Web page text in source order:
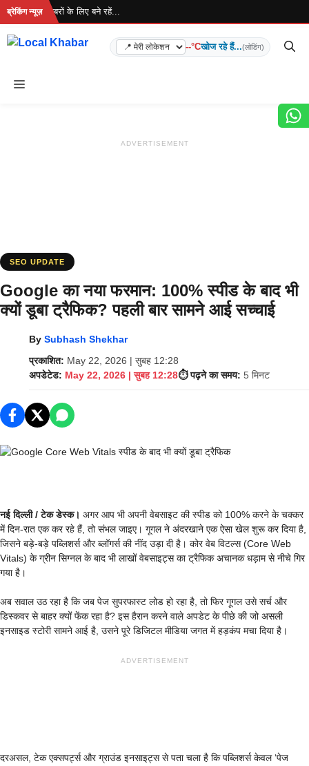
Skip
content
ब्रेकिंग न्यूज़
है... ताज़ा खबरों के लिए बने रहें...
--°Cखोज रहे हैं...(लोडिंग)
Menu
ADVERTISEMENT
SEO UPDATE
Google का नया फरमान: 100% स्पीड के बाद भी
क्यों डूबा ट्रैफिक? पहली बार सामने आई सच्चाई
By Subhash Shekhar
प्रकाशित: May 22, 2026 | सुबह 12:28
अपडेटेड: May 22, 2026 | सुबह 12:28⏱️ पढ़ने का समय: 5 मिनट
नई दिल्ली / टेक डेस्क। अगर आप भी अपनी वेबसाइट की स्पीड को 100% करने के चक्कर
में दिन-रात एक कर रहे हैं, तो संभल जाइए। गूगल ने अंदरखाने एक ऐसा खेल शुरू कर दिया है,
जिसने बड़े-बड़े पब्लिशर्स और ब्लॉगर्स की नींद उड़ा दी है। कोर वेब विटल्स (Core Web
Vitals) के ग्रीन सिग्नल के बाद भी लाखों वेबसाइट्स का ट्रैफिक अचानक धड़ाम से नीचे गिर
गया है।
अब सवाल उठ रहा है कि जब पेज सुपरफास्ट लोड हो रहा है, तो फिर गूगल उसे सर्च और
डिस्कवर से बाहर क्यों फेंक रहा है? इस हैरान करने वाले अपडेट के पीछे की जो असली
इनसाइड स्टोरी सामने आई है, उसने पूरे डिजिटल मीडिया जगत में हड़कंप मचा दिया है।
ADVERTISEMENT
दरअसल, टेक एक्सपर्ट्स और ग्राउंड इनसाइट्स से पता चला है कि पब्लिशर्स केवल ‘पेज